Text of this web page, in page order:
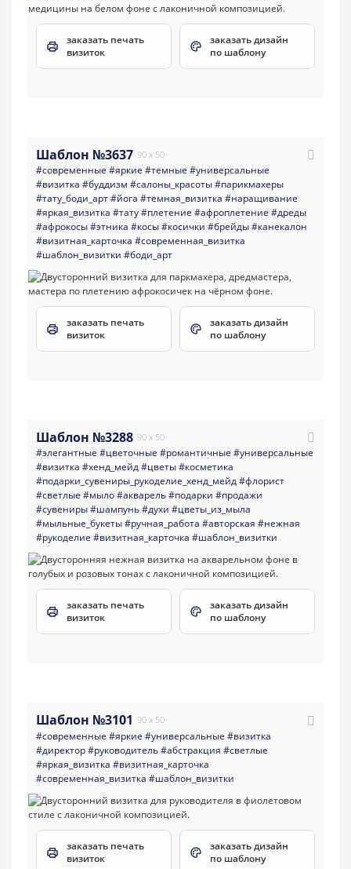
заказать печать
визиток
заказать дизайн
по шаблону
Шаблон №3637 90 x 50
#современные #яркие #темные #универсальные
#визитка #буддизм #салоны_красоты#парикмахеры
#тату_боди_арт#йога #темная_визитка #наращивание
#яркая_визитка #тату#плетение #афроплетение #дреды
#афрокосы#этника #косы#косички #брейды#канекалон
#визитная_карточка #современная_визитка
#шаблон_визитки #боди_арт
заказать печать
визиток
заказать дизайн
по шаблону
Шаблон №3288 90 x 50
#элегантные #цветочные #романтичные #универсальные
#визитка #хенд_мейд#цветы#косметика
#подарки_сувениры_рукоделие_хенд_мейд#флорист
#светлые #мыло#акварель#подарки #продажи
#сувениры#шампунь#духи #цветы_из_мыла
#мыльные_букеты#ручная_работа #авторская #нежная
#рукоделие #визитная_карточка #шаблон_визитки
заказать печать
визиток
заказать дизайн
по шаблону
Шаблон №3101 90 x 50
#современные #яркие #универсальные #визитка
#директор#руководитель#абстракция #светлые
#яркая_визитка #визитная_карточка
#современная_визитка #шаблон_визитки
заказать печать
визиток
заказать дизайн
по шаблону